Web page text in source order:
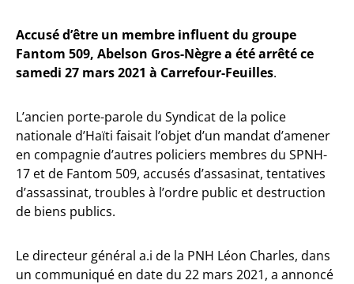
Accusé d’être un membre influent du groupe
Fantom 509, Abelson Gros-Nègre a été arrêté ce
samedi 27 mars 2021 à Carrefour-Feuilles.
L’ancien porte-parole du Syndicat de la police
nationale d’Haïti faisait l’objet d’un mandat d’amener
en compagnie d’autres policiers membres du SPNH-
17 et de Fantom 509, accusés d’assasinat, tentatives
d’assassinat, troubles à l’ordre public et destruction
de biens publics.
Le directeur général a.i de la PNH Léon Charles, dans
un communiqué en date du 22 mars 2021, a annoncé